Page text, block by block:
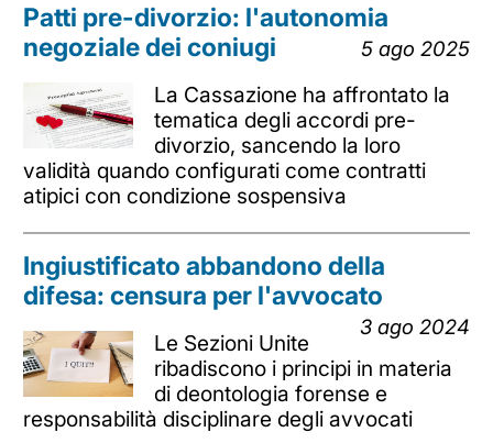
Patti pre-divorzio: l'autonomia
negoziale dei coniugi
5 ago 2025
La Cassazione ha affrontato la
tematica degli accordi pre-
divorzio, sancendo la loro
validità quando configurati come contratti
atipici con condizione sospensiva
Ingiustificato abbandono della
difesa: censura per l'avvocato
3 ago 2024
Le Sezioni Unite
ribadiscono i principi in materia
di deontologia forense e
responsabilità disciplinare degli avvocati